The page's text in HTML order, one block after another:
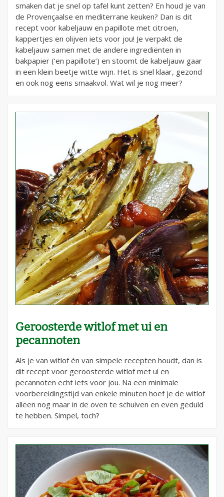
smaken dat je snel op tafel kunt zetten? En houd je van
de Provençaalse en mediterrane keuken? Dan is dit
recept voor kabeljauw en papillote met citroen,
kappertjes en olijven iets voor jou! Je verpakt de
kabeljauw samen met de andere ingrediënten in
bakpapier (‘en papillote’) en stoomt de kabeljauw gaar
in een klein beetje witte wijn. Het is snel klaar, gezond
en ook nog eens smaakvol. Wat wil je nog meer?
Geroosterde witlof met ui en
pecannoten
Als je van witlof én van simpele recepten houdt, dan is
dit recept voor geroosterde witlof met ui en
pecannoten echt iets voor jou. Na een minimale
voorbereidingstijd van enkele minuten hoef je de witlof
alleen nog maar in de oven te schuiven en even geduld
te hebben. Simpel, toch?